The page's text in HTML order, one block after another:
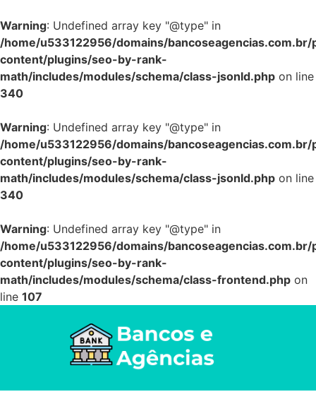
Warning: Undefined array key "@type" in
/home/u533122956/domains/
content/plugins/seo-by-rank-
math/includes/modules/schema/class-jsonld.php on line
340
Warning: Undefined array key "@type" in
/home/u533122956/domains/
content/plugins/seo-by-rank-
math/includes/modules/schema/class-jsonld.php on line
340
Warning: Undefined array key "@type" in
/home/u533122956/domains/
content/plugins/seo-by-rank-
math/includes/modules/schema/class-frontend.php on
line 107